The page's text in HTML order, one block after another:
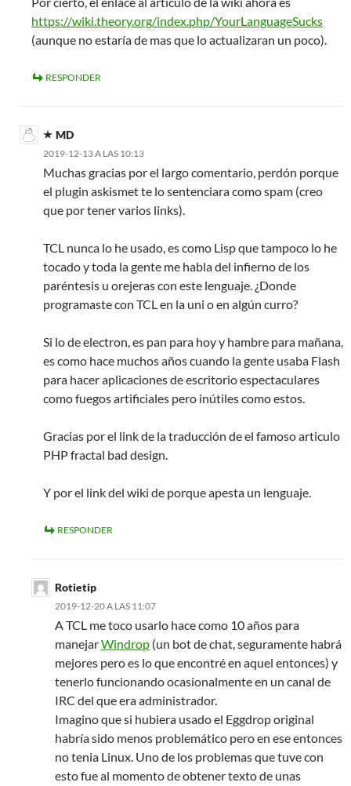
https://wiki.theory.org/index.php/YourLanguageSucks
(aunque no estaría de mas que lo actualizaran un poco).
RESPONDER
MD
2019-12-13 A LAS 10:13
Muchas gracias por el largo comentario, perdón porque
el plugin askismet te lo sentenciara como spam (creo
que por tener varios links).
TCL nunca lo he usado, es como Lisp que tampoco lo he
tocado y toda la gente me habla del infierno de los
paréntesis u orejeras con este lenguaje. ¿Donde
programaste con TCL en la uni o en algún curro?
Si lo de electron, es pan para hoy y hambre para mañana,
es como hace muchos años cuando la gente usaba Flash
para hacer aplicaciones de escritorio espectaculares
como fuegos artificiales pero inútiles como estos.
Gracias por el link de la traducción de el famoso articulo
PHP fractal bad design.
Y por el link del wiki de porque apesta un lenguaje.
RESPONDER
Rotietip
2019-12-20 A LAS 11:07
A TCL me toco usarlo hace como 10 años para
manejarWindrop (un bot de chat, seguramente habrá
mejores pero es lo que encontré en aquel entonces) y
tenerlo funcionando ocasionalmente en un canal de
IRC del que era administrador.
Imagino que si hubiera usado el Eggdrop original
habría sido menos problemático pero en ese entonces
no tenia Linux. Uno de los problemas que tuve con
esto fue al momento de obtener texto de unas